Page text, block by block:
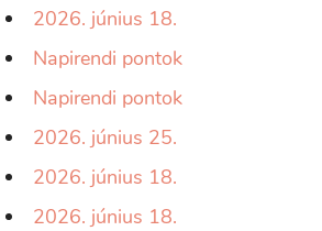
2026. június 18.
Napirendi pontok
Napirendi pontok
2026. június 25.
2026. június 18.
2026. június 18.